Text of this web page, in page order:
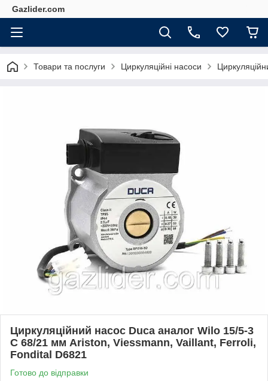
Gazlider.com
Товари та послуги Циркуляційні насоси
Циркуляційний насос Duca аналог Wilo 15/5-3
C 68/21 мм Ariston, Viessmann, Vaillant, Ferroli,
Fondital D6821
Готово до відправки